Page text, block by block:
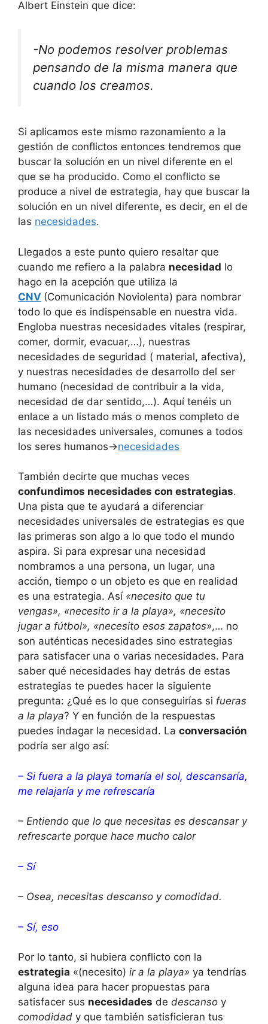
Albert Einstein que dice:
-No podemos resolver problemas
pensando de la misma manera que
cuando los creamos.
Si aplicamos este mismo razonamiento a la
gestión de conflictos entonces tendremos que
buscar la solución en un nivel diferente en el
que se ha producido. Como el conflicto se
produce a nivel de estrategia, hay que buscar la
solución en un nivel diferente, es decir, en el de
las necesidades.
Llegados a este punto quiero resaltar que
cuando me refiero a la palabra necesidad lo
hago en la acepción que utiliza la
CNV (Comunicación Noviolenta) para nombrar
todo lo que es indispensable en nuestra vida.
Engloba nuestras necesidades vitales (respirar,
comer, dormir, evacuar,…), nuestras
necesidades de seguridad ( material, afectiva),
y nuestras necesidades de desarrollo del ser
humano (necesidad de contribuir a la vida,
necesidad de dar sentido,…). Aquí tenéis un
enlace a un listado más o menos completo de
las necesidades universales, comunes a todos
los seres humanos->necesidades
También decirte que muchas veces
confundimos necesidades con estrategias.
Una pista que te ayudará a diferenciar
necesidades universales de estrategias es que
las primeras son algo a lo que todo el mundo
aspira. Si para expresar una necesidad
nombramos a una persona, un lugar, una
acción, tiempo o un objeto es que en realidad
es una estrategia. Así «necesito que tu
vengas», «necesito ir a la playa», «necesito
jugar a fútbol», «necesito esos zapatos»,… no
son auténticas necesidades sino estrategias
para satisfacer una o varias necesidades. Para
saber qué necesidades hay detrás de estas
estrategias te puedes hacer la siguiente
pregunta: ¿Qué es lo que conseguirías si fueras
a la playa? Y en función de la respuestas
puedes indagar la necesidad. La conversación
podría ser algo así:
– Si fuera a la playa tomaría el sol, descansaría,
me relajaría y me refrescaría
– Entiendo que lo que necesitas es descansar y
refrescarte porque hace mucho calor
– Sí
– Osea, necesitas descanso y comodidad.
– Sí, eso
Por lo tanto, si hubiera conflicto con la
estrategia «(necesito) ir a la playa» ya tendrías
alguna idea para hacer propuestas para
satisfacer sus necesidades de descanso y
comodidad y que también satisficieran tus